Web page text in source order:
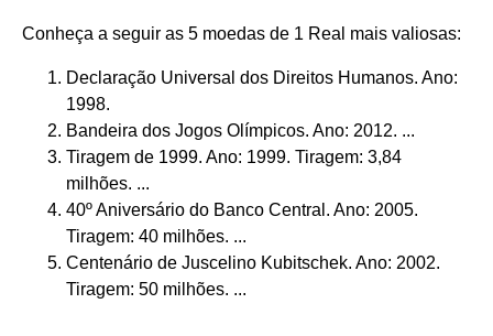
Conheça a seguir as 5 moedas de 1 Real mais valiosas:
Declaração Universal dos Direitos Humanos. Ano:
1998.
Bandeira dos Jogos Olímpicos. Ano: 2012. ...
Tiragem de 1999. Ano: 1999. Tiragem: 3,84
milhões. ...
40º Aniversário do Banco Central. Ano: 2005.
Tiragem: 40 milhões. ...
Centenário de Juscelino Kubitschek. Ano: 2002.
Tiragem: 50 milhões. ...